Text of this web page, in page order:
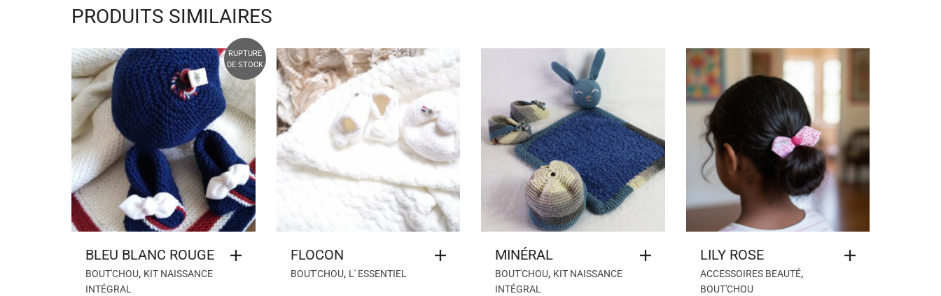
PRODUITS SIMILAIRES
RUPTURE
DE STOCK
BLEU BLANC ROUGE
BOUT'CHOU, KIT NAISSANCE
INTÉGRAL
FLOCON
BOUT'CHOU, L' ESSENTIEL
MINÉRAL
BOUT'CHOU, KIT NAISSANCE
INTÉGRAL
LILY ROSE
ACCESSOIRES BEAUTÉ,
BOUT'CHOU